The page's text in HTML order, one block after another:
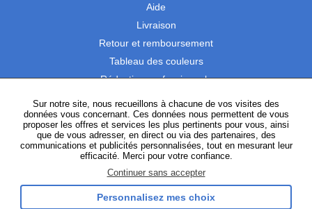
Aide
Livraison
Retour et remboursement
Tableau des couleurs
Réduction professionnels
Satisfaction Clients
SUIVEZ-NOUS
Sur notre site, nous recueillons à chacune de vos visites des
données vous concernant. Ces données nous permettent de vous
proposer les offres et services les plus pertinents pour vous, ainsi
que de vous adresser, en direct ou via des partenaires, des
communications et publicités personnalisées, tout en mesurant leur
efficacité. Merci pour votre confiance.
Continuer sans accepter
Personnalisez mes choix